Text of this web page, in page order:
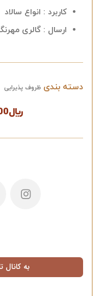
کاربرد : انواع سالاد
ارسال : گالری
دسته بندی ظروف پذیرایی
﷼
به کانال